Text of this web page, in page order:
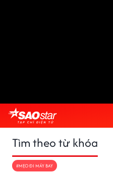
Tìm theo từ khóa
#MẸO ĐI MÁY BAY